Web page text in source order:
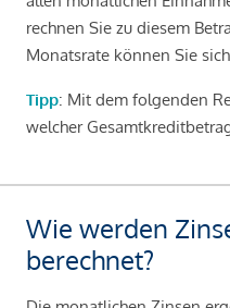
rechnen Sie zu diesem
Monatsrate können Sie
Tipp: Mit dem folgenden
welcher
Wie werden
berechnet?